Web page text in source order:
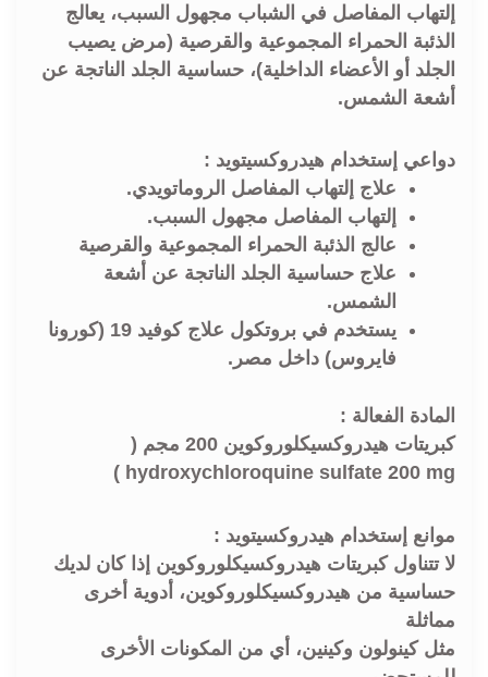
إلتهاب المفاصل في الشباب مجهول السبب، يعالج
الذئبة الحمراء المجموعية والقرصية (مرض يصيب
الجلد أو الأعضاء الداخلية)، حساسية الجلد الناتجة عن
أشعة الشمس.
دواعي إستخدام هيدروكسيتويد :
علاج إلتهاب المفاصل الروماتويدي.
إلتهاب المفاصل مجهول السبب.
عالج الذئبة الحمراء المجموعية والقرصية
علاج حساسية الجلد الناتجة عن أشعة
الشمس.
يستخدم في بروتكول علاج كوفيد 19 (كورونا
فايروس) داخل مصر.
المادة الفعالة :
كبريتات هيدروكسيكلوروكوين 200 مجم (
hydroxychloroquine sulfate 200 mg
)
موانع إستخدام هيدروكسيتويد :
لا تتناول كبريتات هيدروكسيكلوروكوين إذا كان لديك
حساسية من هيدروكسيكلوروكوين، أدوية أخرى
مماثلة
مثل كينولون وكينين، أي من المكونات الأخرى